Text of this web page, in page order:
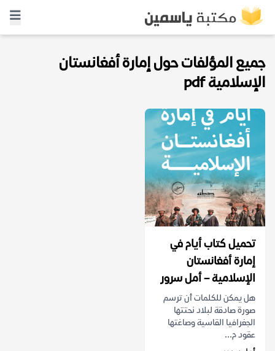
جميع المؤلفات حول إمارة أفغانستان
الإسلامية pdf
تحميل كتاب أيام في
إمارة أفغانستان
الإسلامية – أمل سرور
هل يمكن للكلمات أن ترسم
صورة صادقة لبلاد نحتتها
الجغرافيا القاسية وصاغتها
عقود م...